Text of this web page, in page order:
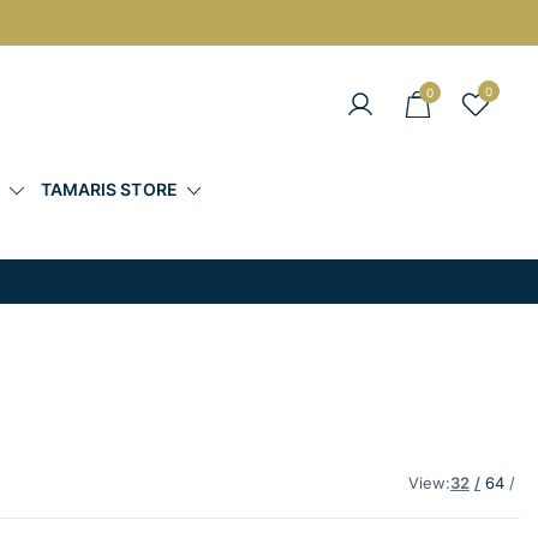
0 0
TAMARIS STORE
View:32 64